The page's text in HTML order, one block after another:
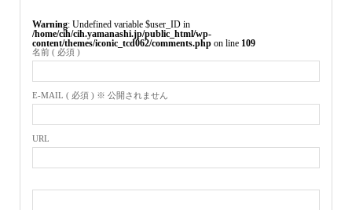
Warning : Undefined variable $user_ID in
/home/cih/cih.yamanashi.jp/public_html/wp-
content/themes/iconic_tcd062/comments.phpon line 109
名前 ( 必須 )
E-MAIL ( 必須 ) ※ 公開されません
URL